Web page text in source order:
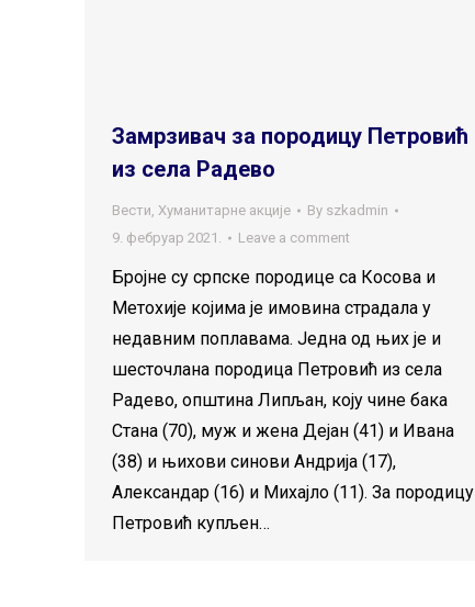
Замрзивач за породицу Петровић
из села Радево
Вести, Хуманитарне акције By szkadmin
9. фебруар 2021.
Leave a comment
Бројне су српске породице са Косова и
Метохије којима је имовина страдала у
недавним поплавама. Једна од њих је и
шесточлана породица Петровић из села
Радево, општина Липљан, коју чине бака
Стана (70), муж и жена Дејан (41) и Ивана
(38) и њихови синови Андрија (17),
Александар (16) и Михајло (11). За породицу
Петровић купљен…